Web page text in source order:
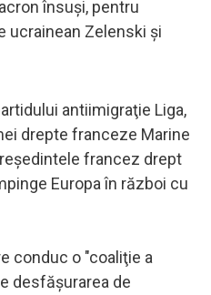
însuși, pentru
ucrainean Zelenski și
antiimigraţie Liga,
drepte franceze Marine
francez drept
Europa în război cu
conduc o "coaliţie a
desfăşurarea de